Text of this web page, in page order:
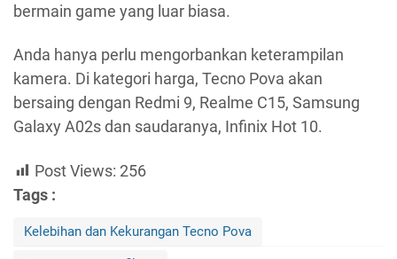
bermain game yang luar biasa.
Anda hanya perlu mengorbankan keterampilan
kamera. Di kategori harga, Tecno Pova akan
bersaing dengan Redmi 9, Realme C15, Samsung
Galaxy A02s dan saudaranya, Infinix Hot 10.
Post Views: 256
Tags :
Kelebihan dan Kekurangan Tecno Pova